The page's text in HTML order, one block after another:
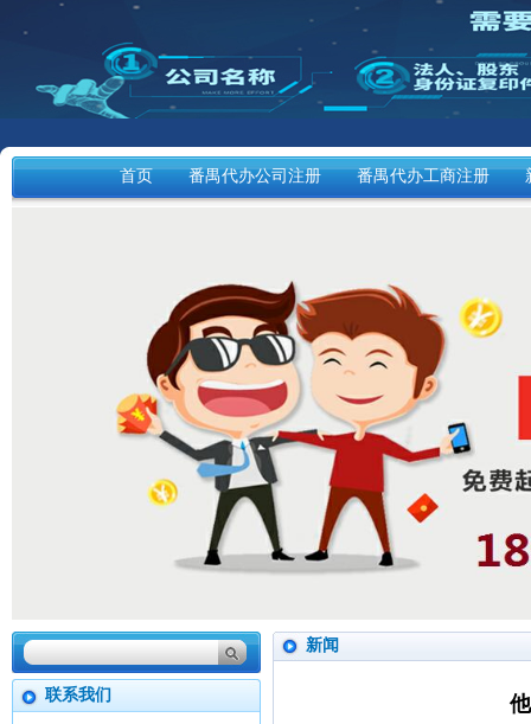
首页 番禺代办公司注册 番禺代办工商注册
联系我们
新闻